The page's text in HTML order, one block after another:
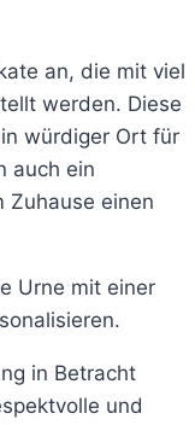
an, die mit viel
werden. Diese
würdiger Ort für
auch ein
Zuhause einen
Urne mit einer
in Betracht
und